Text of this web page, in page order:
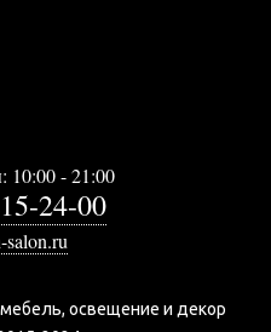
10:00 - 21:00
24-00
salon.ru
освещение и декор